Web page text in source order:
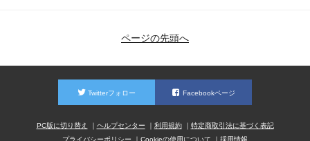
ページの先頭へ
Twitterフォロー Facebookページ
PC版に切り替え ヘルプセンター 利用規約
特定商取引法に基づく表記
プライバシーポリシー
Cookieの使用について 採用情報